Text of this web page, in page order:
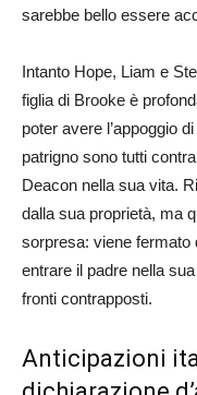
sarebbe bello essere
Intanto Hope, Liam e
figlia di Brooke è
poter avere l’appoggio
patrigno sono tutti
Deacon nella sua vita.
dalla sua proprietà, ma
sorpresa: viene fermato
entrare il padre nella
fronti contrapposti.
Anticipazioni